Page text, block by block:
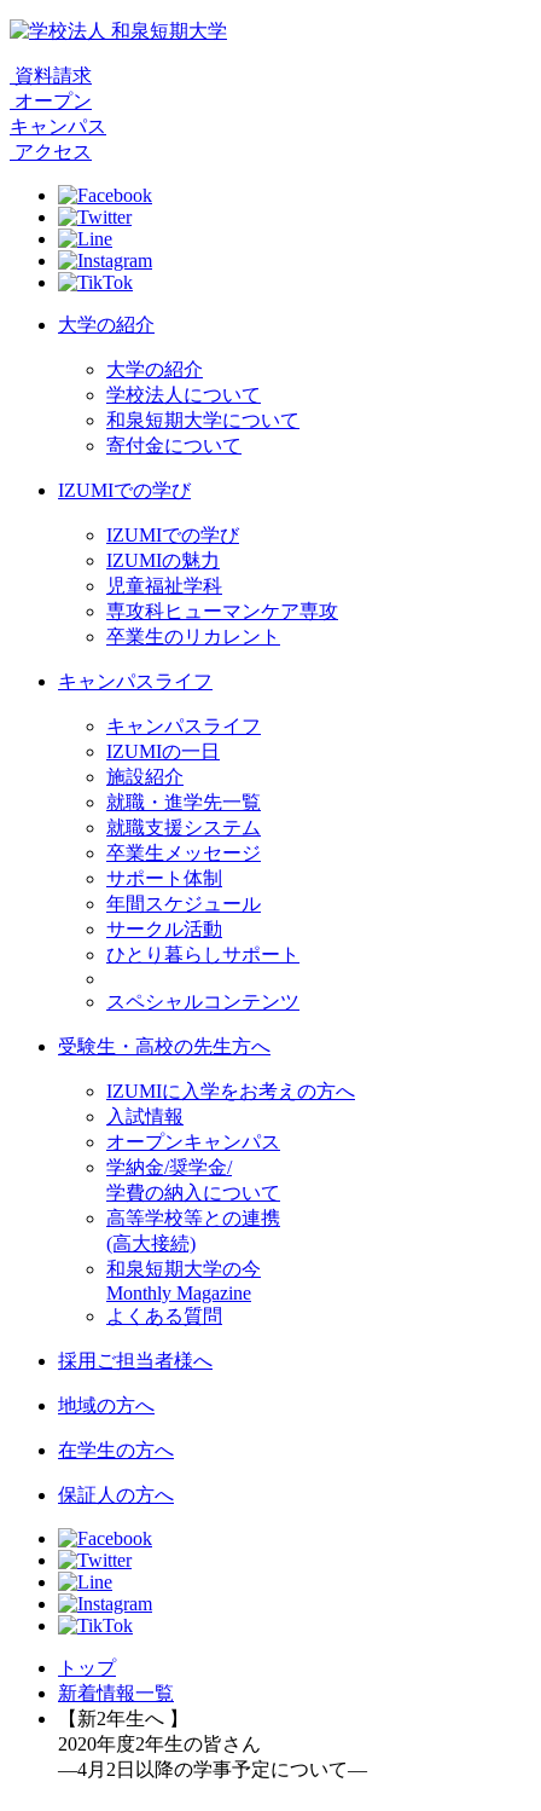
資料請求
オープン
キャンパス
アクセス
大学の紹介
大学の紹介
学校法人について
和泉短期大学について
寄付金について
IZUMIでの学び
IZUMIでの学び
IZUMIの魅力
児童福祉学科
専攻科ヒューマンケア専攻
卒業生のリカレント
キャンパスライフ
キャンパスライフ
IZUMIの一日
施設紹介
就職・進学先一覧
就職支援システム
卒業生メッセージ
サポート体制
年間スケジュール
サークル活動
ひとり暮らしサポート
スペシャルコンテンツ
受験生・高校の先生方へ
IZUMIに入学をお考えの方へ
入試情報
オープンキャンパス
学納金/奨学金/
学費の納入について
高等学校等との連携
(高大接続)
和泉短期大学の今
Monthly Magazine
よくある質問
採用ご担当者様へ
地域の方へ
在学生の方へ
保証人の方へ
トップ
新着情報一覧
【新2年生へ 】
2020年度2年生の皆さん
―4月2日以降の学事予定について―